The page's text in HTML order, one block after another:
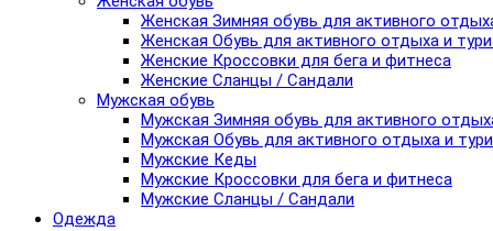
Женская Зимняя обувь для активного
Женская Обувь для активного отдыха и
Женские Кроссовки для бега и фитнеса
Женские Сланцы / Сандали
Мужская обувь
Мужская Зимняя обувь для активного
Мужская Обувь для активного отдыха и
Мужские Кеды
Мужские Кроссовки для бега и фитнеса
Мужские Сланцы / Сандали
Одежда